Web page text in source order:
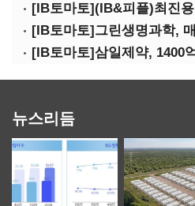
뉴스리듬